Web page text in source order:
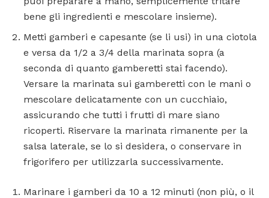
bene gli ingredienti e mescolare insieme).
Metti gamberi e capesante (se li usi) in una ciotola
e versa da 1/2 a 3/4 della marinata sopra (a
seconda di quanto gamberetti stai facendo).
Versare la marinata sui gamberetti con le mani o
mescolare delicatamente con un cucchiaio,
assicurando che tutti i frutti di mare siano
ricoperti. Riservare la marinata rimanente per la
salsa laterale, se lo si desidera, o conservare in
frigorifero per utilizzarla successivamente.
Marinare i gamberi da 10 a 12 minuti (non più, o il